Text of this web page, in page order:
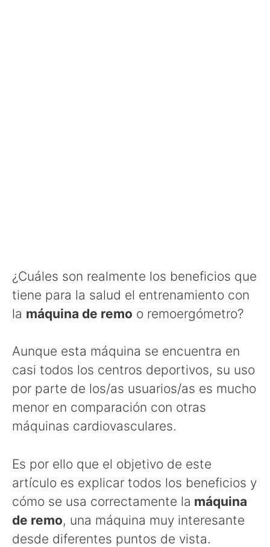
¿Cuáles son realmente los beneficios que
tiene para la salud el entrenamiento con
la máquina de remo o remoergómetro?
Aunque esta máquina se encuentra en
casi todos los centros deportivos, su uso
por parte de los/as usuarios/as es mucho
menor en comparación con otras
máquinas cardiovasculares.
Es por ello que el objetivo de este
artículo es explicar todos los beneficios y
cómo se usa correctamente la máquina
de remo, una máquina muy interesante
desde diferentes puntos de vista.